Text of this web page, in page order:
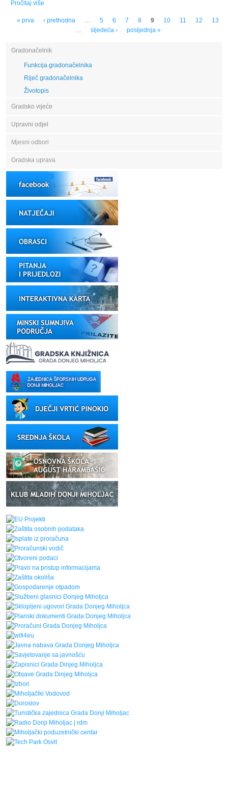
Pročitaj više
Donjeg Miholjca u 2024. godini
Stranice
« prva ‹ prethodna … 5 6 7 8 9 10 11 12
13
…
sljedeća › posljednja »
Gradonačelnik
Funkcija gradonačelnika
Riječ gradonačelnika
Životopis
Gradsko vijeće
Upravni odjel
Mjesni odbori
Gradska uprava